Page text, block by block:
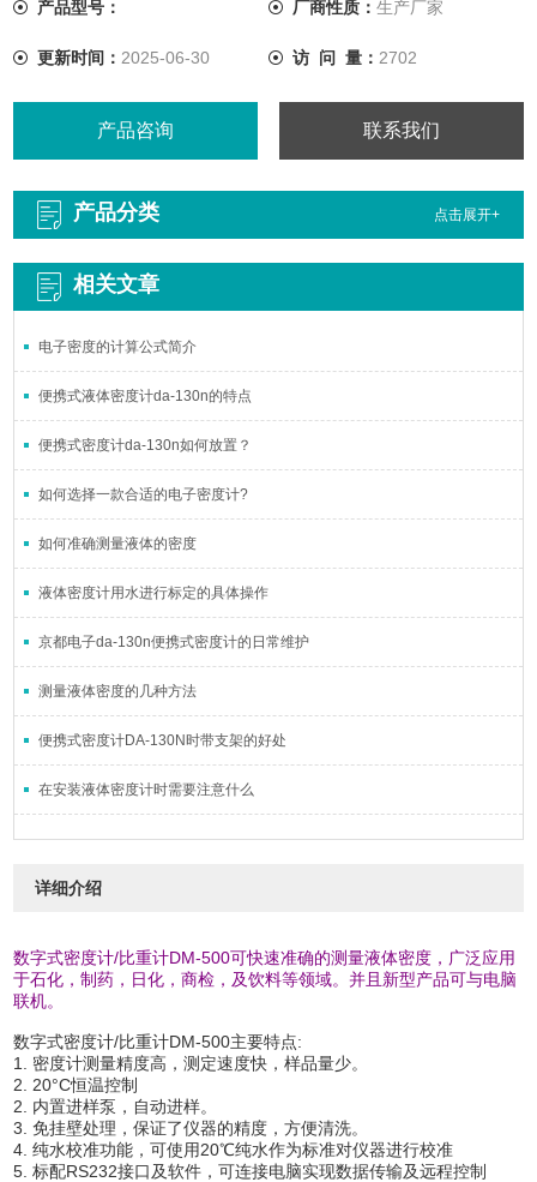
产品型号： 厂商性质： 生产厂家
更新时间： 2025-06-30 访 问 量： 2702
产品咨询 联系我们
产品分类 点击展开+
相关文章
电子密度的计算公式简介
便携式液体密度计da-130n的特点
便携式密度计da-130n如何放置？
如何选择一款合适的电子密度计?
如何准确测量液体的密度
液体密度计用水进行标定的具体操作
京都电子da-130n便携式密度计的日常维护
测量液体密度的几种方法
便携式密度计DA-130N时带支架的好处
在安装液体密度计时需要注意什么
详细介绍
数字式密度计/比重计DM-500可快速准确的测量液体密度，广泛应用
于石化，制药，日化，商检，及饮料等领域。并且新型产品可与电脑
联机。
数字式密度计/比重计DM-500主要特点:
1. 密度计测量精度高，测定速度快，样品量少。
2. 20°C恒温控制
2. 内置进样泵，自动进样。
3. 免挂壁处理，保证了仪器的精度，方便清洗。
4. 纯水校准功能，可使用20℃纯水作为标准对仪器进行校准
5. 标配RS232接口及软件，可连接电脑实现数据传输及远程控制